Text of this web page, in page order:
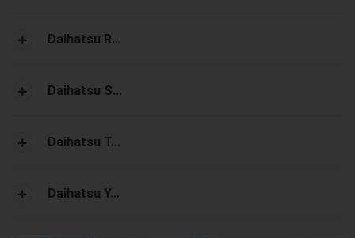
Daihatsu R...
Daihatsu S...
Daihatsu T...
Daihatsu Y...